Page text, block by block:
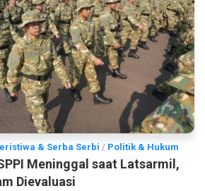
& Serba Serbi / Politik & Hukum
Meninggal saat Latsarmil,
Dievaluasi